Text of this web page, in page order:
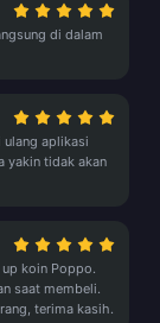
di dalam
ulang aplikasi
yakin tidak akan
koin Poppo.
saat membeli.
terima kasih.